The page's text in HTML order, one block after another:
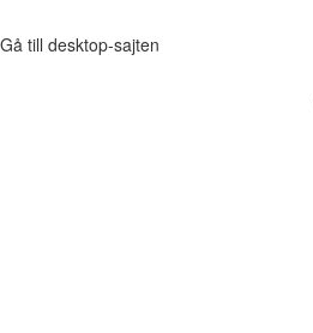
Gå till desktop-sajten